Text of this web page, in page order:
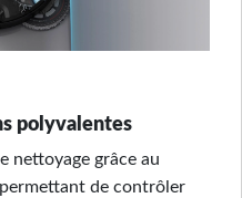
polyvalentes
nettoyage grâce au
de contrôler